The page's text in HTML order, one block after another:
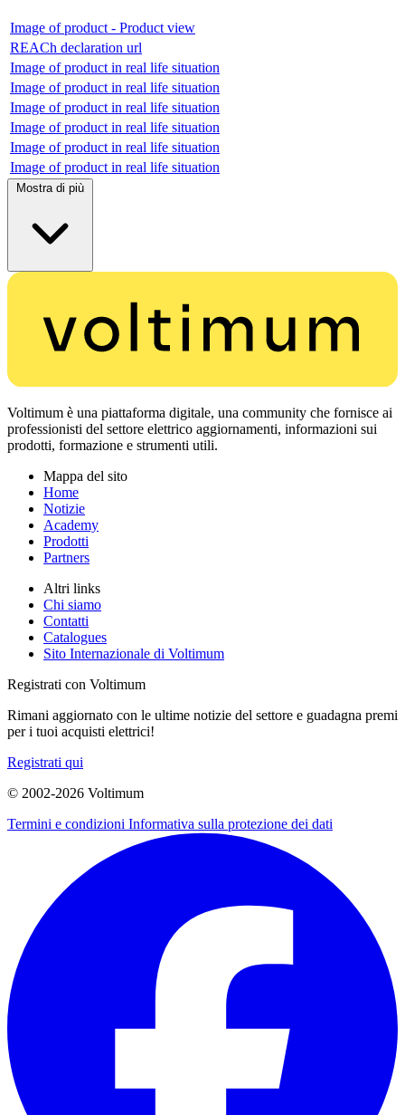
Image of product - Product view
REACh declaration url
Image of product in real life situation
Image of product in real life situation
Image of product in real life situation
Image of product in real life situation
Image of product in real life situation
Image of product in real life situation
Mostra di più
Voltimum è una piattaforma digitale, una community che fornisce ai
professionisti del settore elettrico aggiornamenti, informazioni sui
prodotti, formazione e strumenti utili.
Mappa del sito
Home
Notizie
Academy
Prodotti
Partners
Altri links
Chi siamo
Contatti
Catalogues
Sito Internazionale di Voltimum
Registrati con Voltimum
Rimani aggiornato con le ultime notizie del settore e guadagna premi
per i tuoi acquisti elettrici!
Registrati qui
© 2002-2026 Voltimum
Termini e condizioni Informativa sulla protezione dei dati